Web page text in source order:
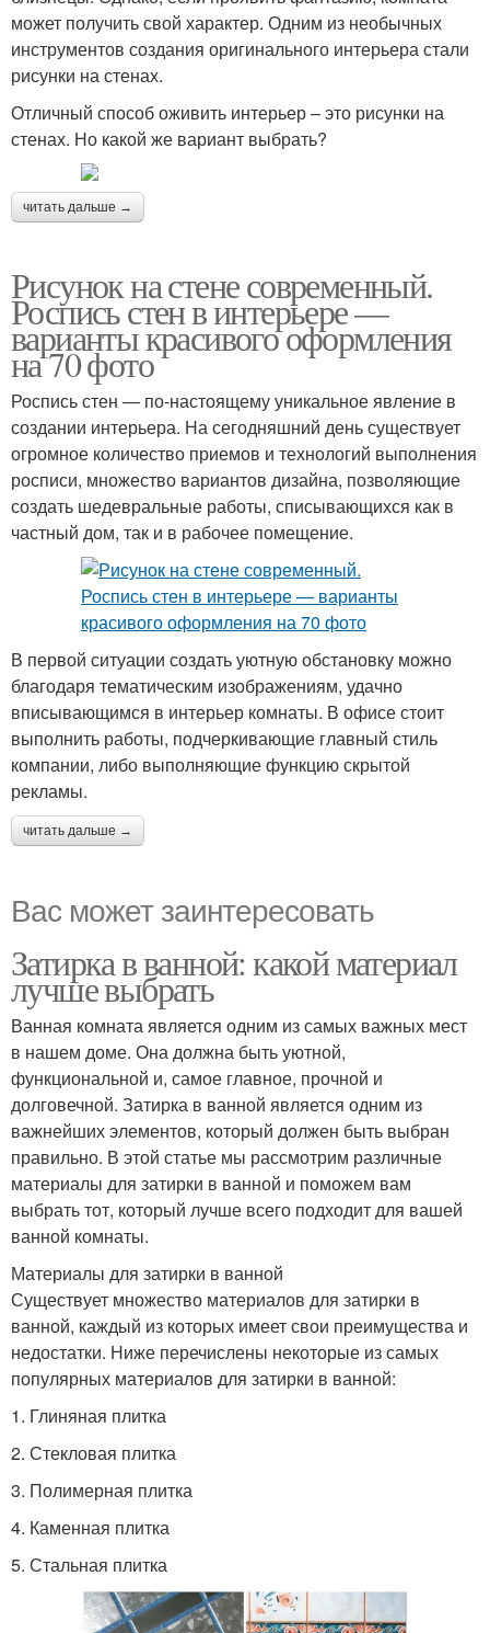
может получить свой характер. Одним из необычных
инструментов создания оригинального интерьера стали
рисунки на стенах.
Отличный способ оживить интерьер – это рисунки на
стенах. Но какой же вариант выбрать?
читать дальше →
Рисунок на стене современный.
Роспись стен в интерьере —
варианты красивого оформления
на 70 фото
Роспись стен — по-настоящему уникальное явление в
создании интерьера. На сегодняшний день существует
огромное количество приемов и технологий выполнения
росписи, множество вариантов дизайна, позволяющие
создать шедевральные работы, списывающихся как в
частный дом, так и в рабочее помещение.
В первой ситуации создать уютную обстановку можно
благодаря тематическим изображениям, удачно
вписывающимся в интерьер комнаты. В офисе стоит
выполнить работы, подчеркивающие главный стиль
компании, либо выполняющие функцию скрытой
рекламы.
читать дальше →
Вас может заинтересовать
Затирка в ванной: какой материал
лучше выбрать
Ванная комната является одним из самых важных мест
в нашем доме. Она должна быть уютной,
функциональной и, самое главное, прочной и
долговечной. Затирка в ванной является одним из
важнейших элементов, который должен быть выбран
правильно. В этой статье мы рассмотрим различные
материалы для затирки в ванной и поможем вам
выбрать тот, который лучше всего подходит для вашей
ванной комнаты.
Материалы для затирки в ванной
Существует множество материалов для затирки в
ванной, каждый из которых имеет свои преимущества и
недостатки. Ниже перечислены некоторые из самых
популярных материалов для затирки в ванной:
1. Глиняная плитка
2. Стекловая плитка
3. Полимерная плитка
4. Каменная плитка
5. Стальная плитка